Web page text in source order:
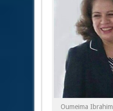
Oumeima